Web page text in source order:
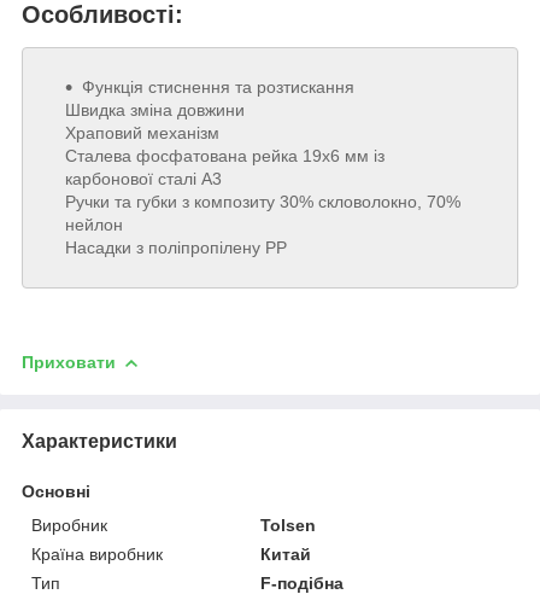
Особливості:
Функція стиснення та розтискання
Швидка зміна довжини
Храповий механізм
Сталева фосфатована рейка 19х6 мм із
карбонової сталі А3
Ручки та губки з композиту 30% скловолокно, 70%
нейлон
Насадки з поліпропілену РР
Приховати
Характеристики
Основні
Виробник
Tolsen
Країна виробник
Китай
Тип
F-подібна